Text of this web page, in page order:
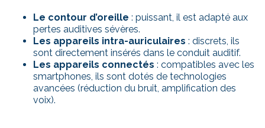
Le contour d’oreille : puissant, il est adapté aux
pertes auditives sévères.
Les appareils intra-auriculaires : discrets, ils
sont directement insérés dans le conduit auditif.
Les appareils connectés : compatibles avec les
smartphones, ils sont dotés de technologies
avancées (réduction du bruit, amplification des
voix).